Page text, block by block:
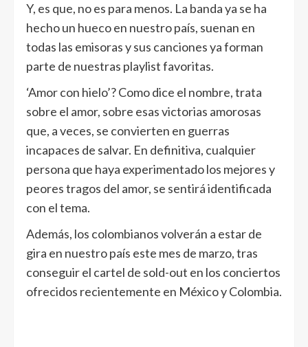
Y, es que, no es para menos. La banda ya se ha
hecho un hueco en nuestro país, suenan en
todas las emisoras y sus canciones ya forman
parte de nuestras playlist favoritas.
‘Amor con hielo’? Como dice el nombre, trata
sobre el amor, sobre esas victorias amorosas
que, a veces, se convierten en guerras
incapaces de salvar. En definitiva, cualquier
persona que haya experimentado los mejores y
peores tragos del amor, se sentirá identificada
con el tema.
Además, los colombianos volverán a estar de
gira en nuestro país este mes de marzo, tras
conseguir el cartel de sold-out en los conciertos
ofrecidos recientemente en México y Colombia.